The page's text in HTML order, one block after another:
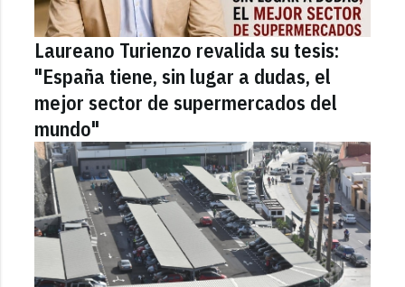
Laureano Turienzo revalida su tesis:
"España tiene, sin lugar a dudas, el
mejor sector de supermercados del
mundo"